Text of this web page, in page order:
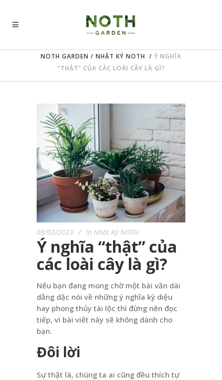
NOTH GARDEN / NHẬT KÝ NOTH / Ý NGHĨA
“THẬT” CỦA CÁC LOÀI CÂY LÀ GÌ?
09/02/2023 In Nhật Ký NOTH
Ý nghĩa “thật” của
các loài cây là gì?
Nếu bạn đang mong chờ một bài văn dài
dằng dặc nói về những ý nghĩa kỳ diệu
hay phong thủy tài lộc thì đừng nên đọc
tiếp, vì bài viết này sẽ không dành cho
bạn.
Đôi lời
Sự thật là, chúng ta ai cũng đều thích tự